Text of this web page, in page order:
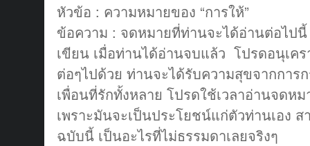
หัวข้อ : ความหมายของ “การให้”
ข้อความ : จดหมายที่ท่านจะได้อ่านต่อไปนี้
เขียน เมื่อท่านได้อ่านจบแล้ว โปรดอนุเค
ต่อๆไปด้วย ท่านจะได้รับความสุขจากกา
เพื่อนที่รักทั้งหลาย โปรดใช้เวลาอ่านจดห
เพราะมันจะเป็นประโยชน์แก่ตัวท่านเอง
ฉบับนี้ เป็นอะไรที่ไม่ธรรมดาเลยจริงๆ